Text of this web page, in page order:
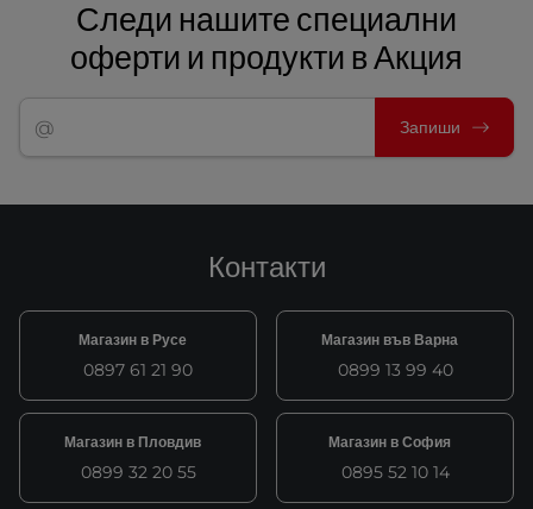
Следи нашите специални
оферти и продукти в Акция
Запиши
Контакти
Магазин в Русе
0897 61 21 90
Магазин във Варна
0899 13 99 40
Магазин в Пловдив
0899 32 20 55
Магазин в София
0895 52 10 14